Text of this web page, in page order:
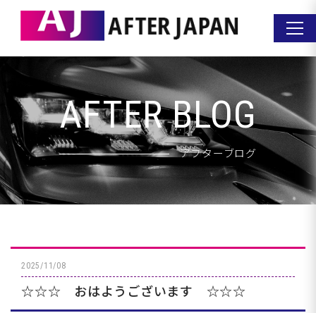
AFTER BLOG
アフターブログ
2025/11/08
☆☆☆ おはようございます ☆☆☆